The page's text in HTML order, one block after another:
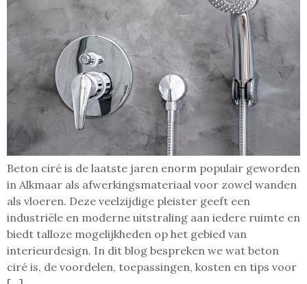
Beton ciré is de laatste jaren enorm populair geworden
in Alkmaar als afwerkingsmateriaal voor zowel wanden
als vloeren. Deze veelzijdige pleister geeft een
industriële en moderne uitstraling aan iedere ruimte en
biedt talloze mogelijkheden op het gebied van
interieurdesign. In dit blog bespreken we wat beton
ciré is, de voordelen, toepassingen, kosten en tips voor